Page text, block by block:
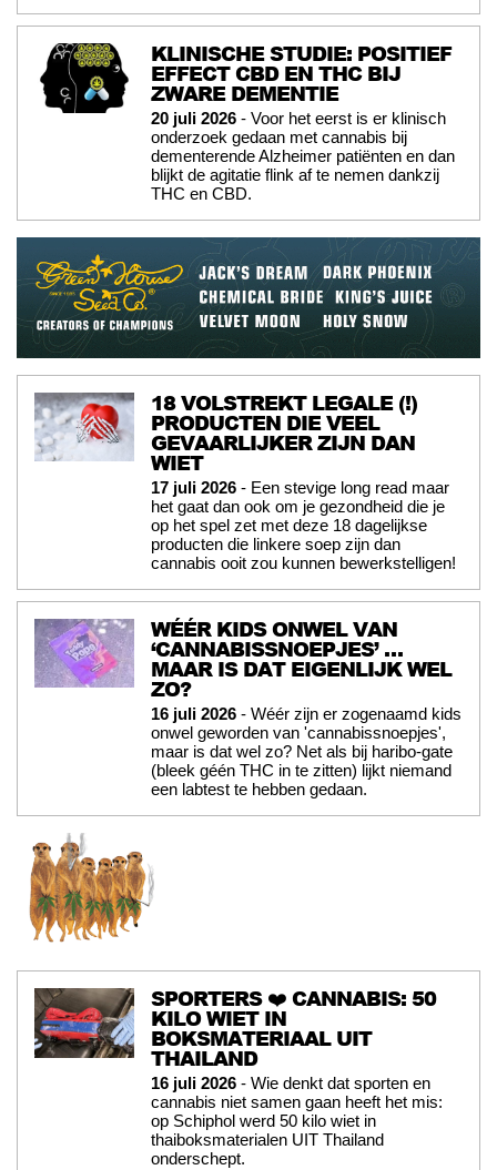
KLINISCHE STUDIE: POSITIEF
EFFECT CBD EN THC BIJ
ZWARE DEMENTIE
20 juli 2026 - Voor het eerst is er klinisch
onderzoek gedaan met cannabis bij
dementerende Alzheimer patiënten en dan
blijkt de agitatie flink af te nemen dankzij
THC en CBD.
18 VOLSTREKT LEGALE (!)
PRODUCTEN DIE VEEL
GEVAARLIJKER ZIJN DAN
WIET
17 juli 2026 - Een stevige long read maar
het gaat dan ook om je gezondheid die je
op het spel zet met deze 18 dagelijkse
producten die linkere soep zijn dan
cannabis ooit zou kunnen bewerkstelligen!
WÉÉR KIDS ONWEL VAN
‘CANNABISSNOEPJES’ …
MAAR IS DAT EIGENLIJK WEL
ZO?
16 juli 2026 - Wéér zijn er zogenaamd kids
onwel geworden van 'cannabissnoepjes',
maar is dat wel zo? Net als bij haribo-gate
(bleek géén THC in te zitten) lijkt niemand
een labtest te hebben gedaan.
SPORTERS ❤️ CANNABIS: 50
KILO WIET IN
BOKSMATERIAAL UIT
THAILAND
16 juli 2026 - Wie denkt dat sporten en
cannabis niet samen gaan heeft het mis:
op Schiphol werd 50 kilo wiet in
thaiboksmaterialen UIT Thailand
onderschept.